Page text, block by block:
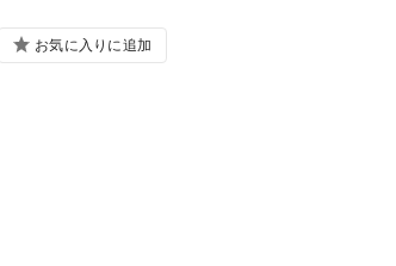
お気に入りに追加